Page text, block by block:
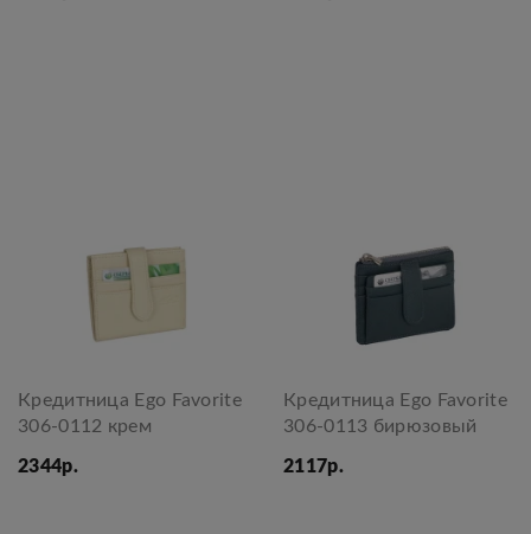
Кредитница Ego Favorite
306-0112 крем
2344р.
Кредитница Ego Favorite
306-0113 бирюзовый
2117р.